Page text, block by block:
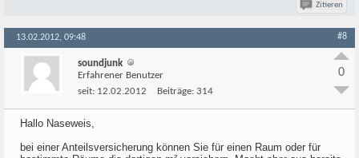
Zitieren
13.02.2012, 09:48 #8
soundjunk
Erfahrener Benutzer
seit: 12.02.2012 Beiträge: 314
0
Hallo Naseweis,
bei einer Anteilsversicherung können Sie für einen Raum oder für